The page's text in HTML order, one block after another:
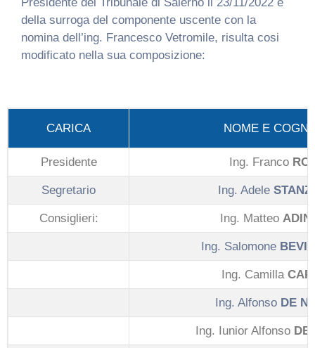
della surroga del componente uscente con la
nomina dell’ing. Francesco Vetromile, risulta cosi
modificato nella sua composizione:
CARICA NOME E
Presidente Ing. Franco
Segretario Ing. Adele
Consiglieri: Ing. Matteo
Ing. Salomone
Ing. Camilla
Ing. Alfonso DE
Ing. Iunior Alfonso